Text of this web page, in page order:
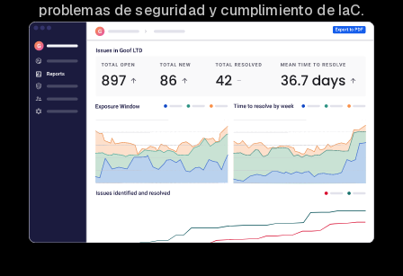
problemas de seguridad y cumplimiento de IaC.